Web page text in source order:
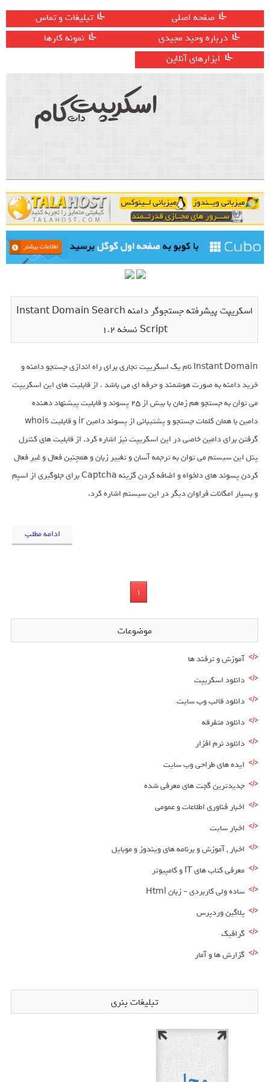
صفحه اصلی
تبلیغات و تماس
درباره وحید مجیدی
نمونه کارها
ابزارهای آنلاین
اسکریپت پیشرفته جستجوگر دامنه Instant Domain Search
Script نسخه 1.2
Instant Domain نام یک اسکریپت تجاری برای راه اندازی جستجو دامنه و
خرید دامنه به صورت هوشمند و حرفه ای می باشد . از قابلیت های این اسکریپت
می توان به جستجو هم زمان با بیش از 25 پسوند و قابلیت پیشنهاد دهنده
دامین با همان کلمات جستجو و پشتیبانی از پسوند دامین ir و قابلیت whois
گرفتن برای دامین خاصی در این اسکریپت نیز اشاره کرد. از قابلیت های کنترل
پنل این سیستم می توان به ترجمه آسان و تغییر زبان و همچنین فعال و غیر فعال
کردن پسوند های دلخواه و اضافه کردن گزینه Captcha برای جلوگیری از اسپم
و بسیار امکانات فراوان دیگر در این سیستم اشاره کرد.
ادامه مطلب
1
موضوعات
آموزش و ترفند ها
دانلود اسکریپت
دانلود قالب وب سایت
دانلود متفرقه
دانلود نرم افزار
ایده های طراحی وب سایت
جدیدترین گجت های معرفی شده
اخبار فناوری اطلاعات و عمومی
اخبار سایت
اخبار , آموزش و برنامه های ویندوز و موبایل
معرفی کتاب های IT و کامپیوتر
ساده ولی کاربردی – زبان Html
پلاگین وردپرس
گرافیک
گزارش ها و آمار
تبلیغات بنری